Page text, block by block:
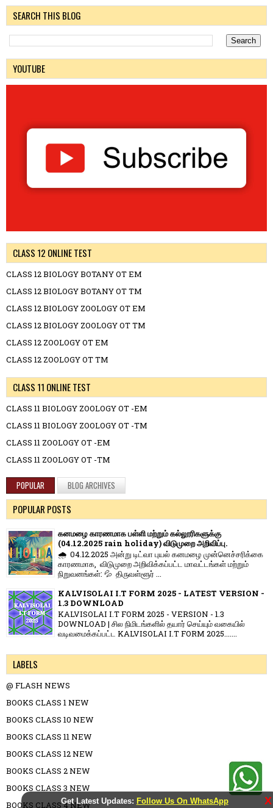
Get Latest Updates: Follow Us On WhatsApp X
SEARCH THIS BLOG
YOUTUBE
CLASS 12 ONLINE TEST
CLASS 12 BIOLOGY BOTANY OT EM
CLASS 12 BIOLOGY BOTANY OT TM
CLASS 12 BIOLOGY ZOOLOGY OT EM
CLASS 12 BIOLOGY ZOOLOGY OT TM
CLASS 12 ZOOLOGY OT EM
CLASS 12 ZOOLOGY OT TM
CLASS 11 ONLINE TEST
CLASS 11 BIOLOGY ZOOLOGY OT -EM
CLASS 11 BIOLOGY ZOOLOGY OT -TM
CLASS 11 ZOOLOGY OT -EM
CLASS 11 ZOOLOGY OT -TM
POPULAR BLOG ARCHIVES
POPULAR POSTS
கனமழை காரணமாக பள்ளி மற்றும் கல்லூரிகளுக்கு
(04.12.2025 rain holiday) விடுமுறை அறிவிப்பு.
🌧️ 04.12.2025 அன்று டிட்வா புயல் கனமழை முன்னெச்சரிக்கை
காரணமாக, விடுமுறை அறிவிக்கப்பட்ட மாவட்டங்கள் மற்றும்
நிறுவனங்கள்: 💦 திருவள்ளூர் ...
KALVISOLAI I.T FORM 2025 - LATEST VERSION -
1.3 DOWNLOAD
KALVISOLAI I.T FORM 2025 - VERSION - 1.3
DOWNLOAD | சில நிமிடங்களில் தயார் செய்யும் வகையில்
வடிவமைக்கப்பட்ட KALVISOLAI I.T FORM 2025.......
LABELS
@ FLASH NEWS
BOOKS CLASS 1 NEW
BOOKS CLASS 10 NEW
BOOKS CLASS 11 NEW
BOOKS CLASS 12 NEW
BOOKS CLASS 2 NEW
BOOKS CLASS 3 NEW
BOOKS CLASS 4 NEW